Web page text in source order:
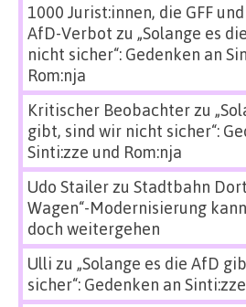
1000 Jurist:innen, die GFF
AfD-Verbot zu „Solange es
nicht sicher“: Gedenken an
Rom:nja
Kritischer Beobachterzu
gibt, sind wir nicht sicher“:
Sinti:zze und Rom:nja
Udo Stailerzu Stadtbahn
Wagen“-Modernisierung
doch weitergehen
Ulli zu „Solange es die AfD
sicher“: Gedenken an